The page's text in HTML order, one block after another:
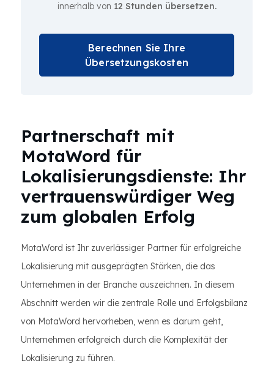
innerhalb von 12 Stunden übersetzen.
Berechnen Sie Ihre
Übersetzungskosten
Partnerschaft mit
MotaWord für
Lokalisierungsdienste: Ihr
vertrauenswürdiger Weg
zum globalen Erfolg
MotaWord ist Ihr zuverlässiger Partner für erfolgreiche
Lokalisierung mit ausgeprägten Stärken, die das
Unternehmen in der Branche auszeichnen. In diesem
Abschnitt werden wir die zentrale Rolle und Erfolgsbilanz
von MotaWord hervorheben, wenn es darum geht,
Unternehmen erfolgreich durch die Komplexität der
Lokalisierung zu führen.